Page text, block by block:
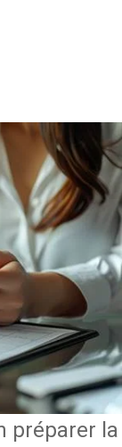
préparer la